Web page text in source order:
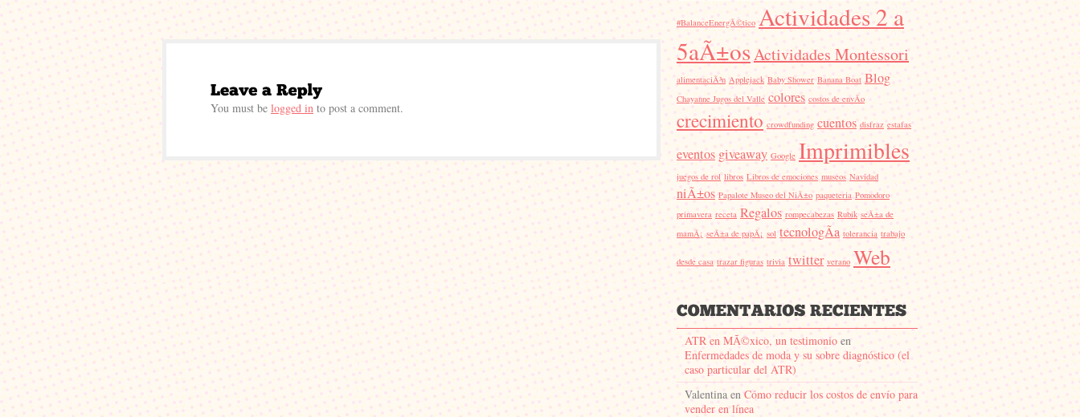
You must be logged in to post a comment.
#BalanceEnergÃ©tico Actividades 2 a
5aÃ±osActividades Montessori
alimentaciÃ³n Applejack Baby Shower Banana Boat Blog
Chayanne Jugos del Valle colores costos de envÃ­o
crecimiento crowdfunding cuentos disfraz estafas
eventos giveaway Google Imprimibles
juegos de rol libros Libros de emociones museos Navidad
niÃ±os Papalote Museo del NiÃ±o paqueteria Pomodoro
primavera receta Regalos rompecabezas Rubik seÃ±a de
mamÃ¡ seÃ±a de papÃ¡ sol tecnologÃ­a tolerancia trabajo
desde casa trazar figuras trivia twitter verano Web
ATR en MÃ©xico, un testimonio en
Enfermedades de moda y su sobre diagnóstico (el
caso particular del ATR)
Valentinaen Cómo reducir los costos de envío para
vender en línea